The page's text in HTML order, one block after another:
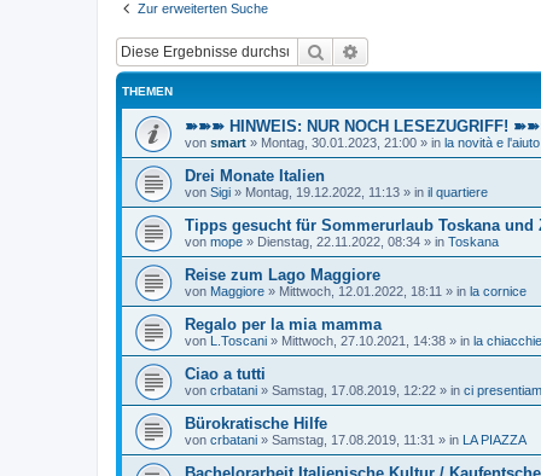
Zur erweiterten Suche
Suche
THEMEN
➽➽➽ HINWEIS: NUR NOCH LESEZUGRIFF!
von smart » Montag, 30.01.2023, 21:00 » in la novità e l'aiuto
Drei Monate Italien
von Sigi » Montag, 19.12.2022, 11:13 » in il quartiere
Tipps gesucht für Sommerurlaub Toskana und
von mope » Dienstag, 22.11.2022, 08:34 » in Toskana
Reise zum Lago Maggiore
von Maggiore » Mittwoch, 12.01.2022, 18:11 » in la cornice
Regalo per la mia mamma
von L.Toscani » Mittwoch, 27.10.2021, 14:38 » in la
Ciao a tutti
von crbatani » Samstag, 17.08.2019, 12:22 » in ci
Bürokratische Hilfe
von crbatani » Samstag, 17.08.2019, 11:31 » in LA PIAZZA
Bachelorarbeit Italienische Kultur /